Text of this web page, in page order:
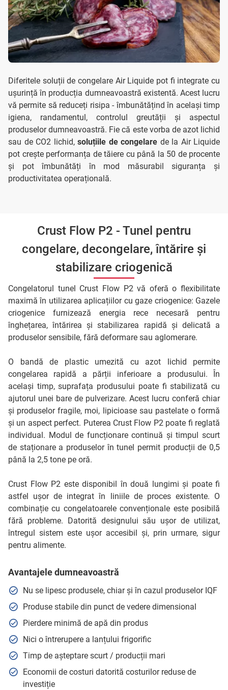
Diferitele soluții de congelare Air Liquide pot fi integrate cu
ușurință în producția dumneavoastră existentă. Acest lucru
vă permite să reduceți risipa - îmbunătățind în același timp
igiena, randamentul, controlul greutății și aspectul
produselor dumneavoastră. Fie că este vorba de azot lichid
sau de CO2 lichid, soluțiile de congelare de la Air Liquide
pot crește performanța de tăiere cu până la 50 de procente
și pot îmbunătăți în mod măsurabil siguranța și
productivitatea operațională.
Crust Flow P2 - Tunel pentru
congelare, decongelare, întărire și
stabilizare criogenică
Congelatorul tunel Crust Flow P2 vă oferă o flexibilitate
maximă în utilizarea aplicațiilor cu gaze criogenice: Gazele
criogenice furnizează energia rece necesară pentru
înghețarea, întărirea și stabilizarea rapidă și delicată a
produselor sensibile, fără deformare sau aglomerare.
O bandă de plastic umezită cu azot lichid permite
congelarea rapidă a părții inferioare a produsului. În
același timp, suprafața produsului poate fi stabilizată cu
ajutorul unei bare de pulverizare. Acest lucru conferă chiar
și produselor fragile, moi, lipicioase sau pastelate o formă
și un aspect perfect. Puterea Crust Flow P2 poate fi reglată
individual. Modul de funcționare continuă și timpul scurt
de staționare a produselor în tunel permit producții de 0,5
până la 2,5 tone pe oră.
Crust Flow P2 este disponibil în două lungimi și poate fi
astfel ușor de integrat în liniile de proces existente. O
combinație cu congelatoarele convenționale este posibilă
fără probleme. Datorită designului său ușor de utilizat,
întregul sistem este ușor accesibil și, prin urmare, sigur
pentru alimente.
Avantajele dumneavoastră
Nu se lipesc produsele, chiar și în cazul produselor IQF
Produse stabile din punct de vedere dimensional
Pierdere minimă de apă din produs
Nici o întrerupere a lanțului frigorific
Timp de așteptare scurt / producții mari
Economii de costuri datorită costurilor reduse de
investiție